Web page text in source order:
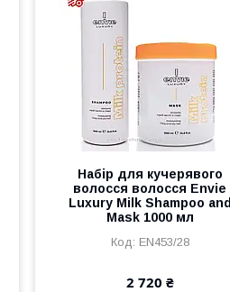
Набір для кучерявого
волосся волосся Envie
Luxury Milk Shampoo and
Mask 1000 мл
EN453/28
2 720 ₴